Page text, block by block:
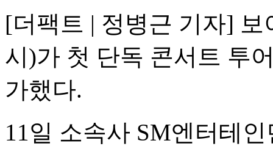
[더팩트 | 정병근 기자]
시)가 첫 단독 콘서트 투
가했다.
11일 소속사 SM엔터테